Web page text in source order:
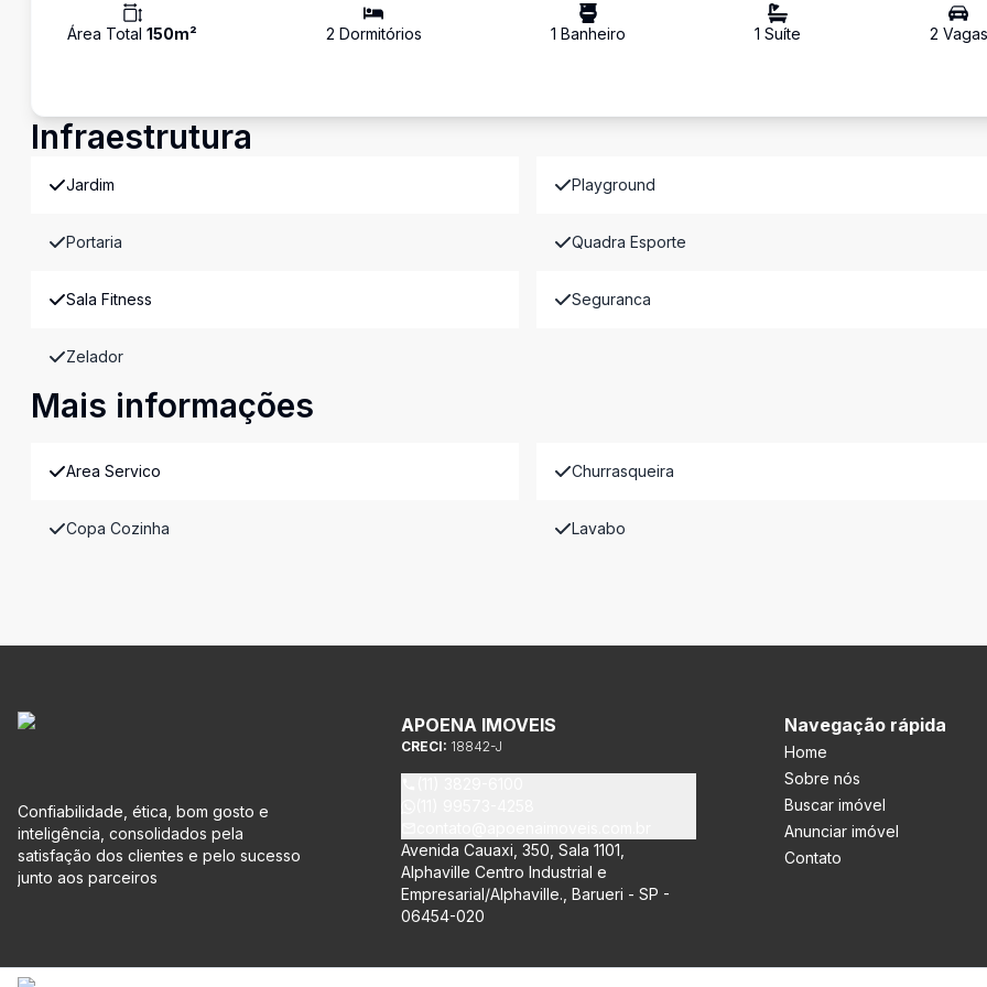
Área Total 150m² 2 Dormitórios 1 Banheiro 1 Suíte 2 Vagas
Infraestrutura
Jardim Playground
Portaria Quadra Esporte
Sala Fitness Seguranca
Zelador
Mais informações
Area Servico Churrasqueira
Copa Cozinha Lavabo
Confiabilidade, ética, bom gosto e
inteligência, consolidados pela
satisfação dos clientes e pelo sucesso
junto aos parceiros
APOENA IMOVEIS
CRECI: 18842-J
Avenida Cauaxi, 350, Sala 1101,
Alphaville Centro Industrial e
Empresarial/Alphaville., Barueri - SP -
06454-020
Navegação rápida
Home
Sobre nós
Buscar imóvel
Anunciar imóvel
Contato